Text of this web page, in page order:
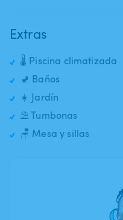
Extras
🌡️ Piscina climatizada
🚽 Baños
☀️ Jardín
⛱️ Tumbonas
🪑 Mesa y sillas